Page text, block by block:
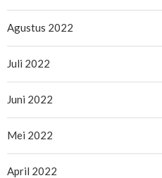
Agustus 2022
Juli 2022
Juni 2022
Mei 2022
April 2022